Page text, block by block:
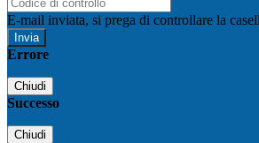
E-mail inviata, si prega di controllare la
Errore
Chiudi
Successo
Chiudi